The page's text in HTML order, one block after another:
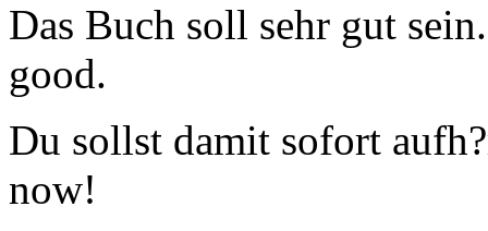
Das Buch soll sehr gut
good.
Du sollst damit sofort
now!